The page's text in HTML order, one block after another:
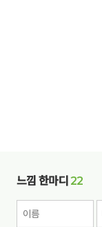
느낌 한마디22